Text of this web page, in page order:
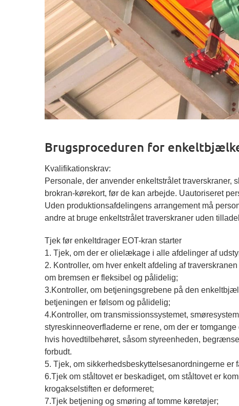
Brugsproceduren for
Kvalifikationskrav:
Personale, der anvender enkeltstrålet
brokran-kørekort, før de kan arbejde. Uautoriseret
Uden produktionsafdelingens arrangement må
andre at bruge enkeltstrålet traverskraner uden
Tjek før enkeltdrager EOT-kran starter
1. Tjek, om der er olielækage i alle afdelinger af
2. Kontroller, om hver enkelt afdeling af
om bremsen er fleksibel og pålidelig;
3.Kontroller, om betjeningsgrebene på den
betjeningen er følsom og pålidelig;
4.Kontroller, om transmissionssystemet,
styreskinneoverfladerne er rene, om der er
hvis hovedtilbehøret, såsom styreenheden,
forbudt.
5. Tjek, om sikkerhedsbeskyttelsesanordningerne er
6.Tjek om ståltovet er beskadiget, om ståltovet er
krogakselstiften er deformeret;
7.Tjek betjening og smøring af tomme køretøjer;